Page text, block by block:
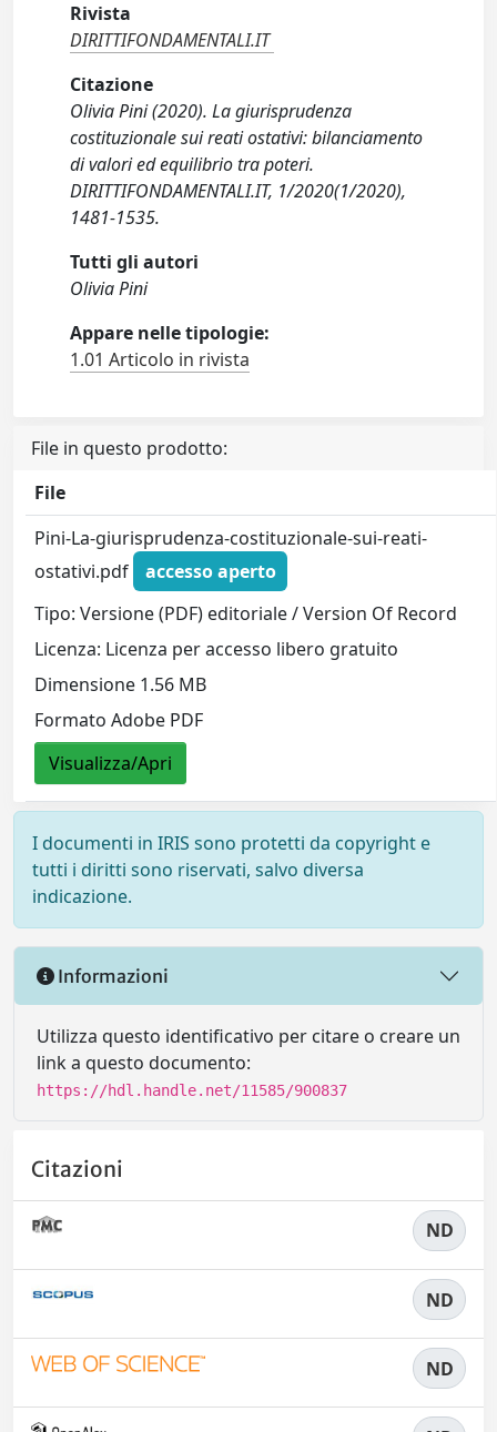
Rivista
DIRITTIFONDAMENTALI.IT
Citazione
Olivia Pini (2020). La giurisprudenza
costituzionale sui reati ostativi: bilanciamento
di valori ed equilibrio tra poteri.
DIRITTIFONDAMENTALI.IT, 1/2020(1/2020),
1481-1535.
Tutti gli autori
Olivia Pini
Appare nelle tipologie:
1.01 Articolo in rivista
File in questo prodotto:
File
Pini-La-giurisprudenza-costituzionale-sui-reati-
ostativi.pdf
accesso aperto
Tipo: Versione (PDF) editoriale / Version Of Record
Licenza: Licenza per accesso libero gratuito
Dimensione 1.56 MB
Formato Adobe PDF
Visualizza/Apri
I documenti in IRIS sono protetti da copyright e
tutti i diritti sono riservati, salvo diversa
indicazione.
Informazioni
Utilizza questo identificativo per citare o creare un
link a questo documento:
https://hdl.handle.net/11585/900837
Citazioni
ND
ND
ND